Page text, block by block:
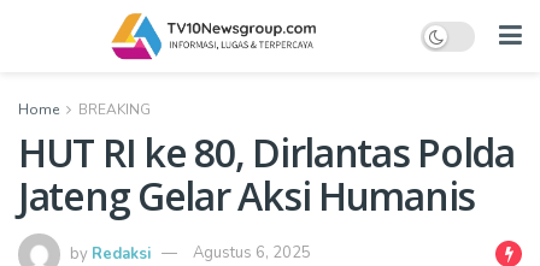
Home BREAKING
HUT RI ke 80, Dirlantas Polda
Jateng Gelar Aksi Humanis
by Redaksi Agustus 6, 2025